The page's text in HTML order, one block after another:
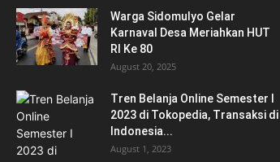
Warga Sidomulyo Gelar
Karnaval Desa Meriahkan HUT
RI Ke 80
August 20, 2025
Tren Belanja Online Semester I
2023 di Tokopedia, Transaksi di
Indonesia...
August 1, 2023